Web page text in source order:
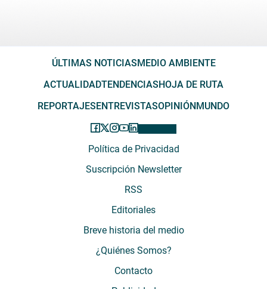
ÚLTIMAS NOTICIASMEDIO AMBIENTE
ACTUALIDADTENDENCIASHOJA DE RUTA
REPORTAJESENTREVISTASOPINIÓNMUNDO
Política de Privacidad
Suscripción Newsletter
RSS
Editoriales
Breve historia del medio
¿Quiénes Somos?
Contacto